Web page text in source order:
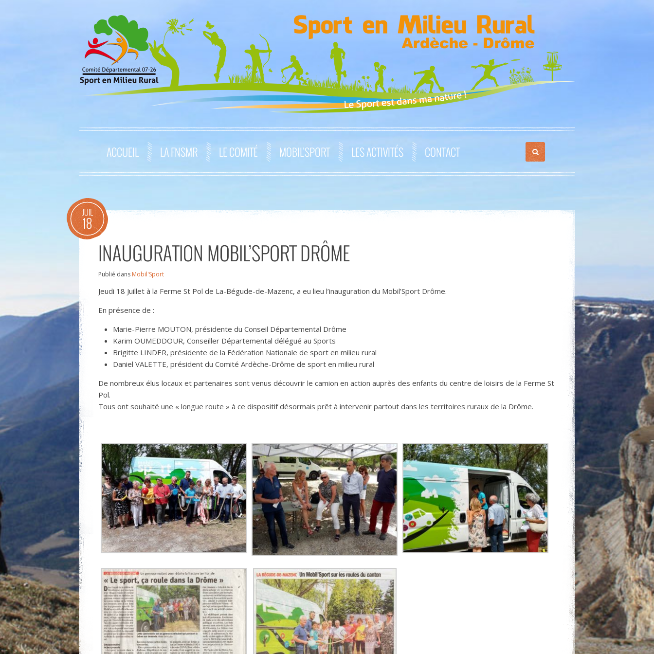
ACCUEIL LA FNSMR LE COMITÉ MOBIL’SPORT LES ACTIVITÉS CONTACT
JUIL
18
INAUGURATION MOBIL’SPORT DRÔME
Publié dans Mobil'Sport
Jeudi 18 Juillet à la Ferme St Pol de La-Bégude-de-Mazenc, a eu lieu l’inauguration du Mobil’Sport Drôme.
En présence de :
Marie-Pierre MOUTON, présidente du Conseil Départemental Drôme
Karim OUMEDDOUR, Conseiller Départemental délégué au Sports
Brigitte LINDER, présidente de la Fédération Nationale de sport en milieu rural
Daniel VALETTE, président du Comité Ardèche-Drôme de sport en milieu rural
De nombreux élus locaux et partenaires sont venus découvrir le camion en action auprès des enfants du centre de loisirs de la Ferme St
Pol.
Tous ont souhaité une « longue route » à ce dispositif désormais prêt à intervenir partout dans les territoires ruraux de la Drôme.